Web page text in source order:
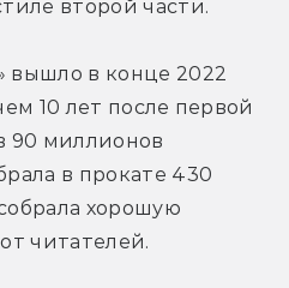
второй части.
вышло в конце 2022
10 лет после первой
90 миллионов
в прокате 430
хорошую
читателей.